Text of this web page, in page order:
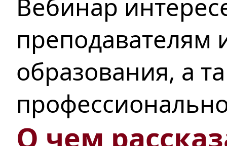
Вебинар
преподавателям
образования, а
О чем